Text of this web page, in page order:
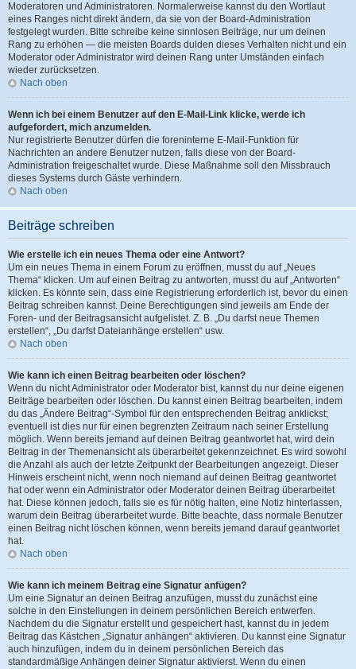
Moderatoren und Administratoren. Normalerweise kannst du den Wortlaut
eines Ranges nicht direkt ändern, da sie von der Board-Administration
festgelegt wurden. Bitte schreibe keine sinnlosen Beiträge, nur um deinen
Rang zu erhöhen — die meisten Boards dulden dieses Verhalten nicht und ein
Moderator oder Administrator wird deinen Rang unter Umständen einfach
wieder zurücksetzen.
Nach oben
Wenn ich bei einem Benutzer auf den E-Mail-Link klicke, werde ich
aufgefordert, mich anzumelden.
Nur registrierte Benutzer dürfen die foreninterne E-Mail-Funktion für
Nachrichten an andere Benutzer nutzen, falls diese von der Board-
Administration freigeschaltet wurde. Diese Maßnahme soll den Missbrauch
dieses Systems durch Gäste verhindern.
Nach oben
Beiträge schreiben
Wie erstelle ich ein neues Thema oder eine Antwort?
Um ein neues Thema in einem Forum zu eröffnen, musst du auf „Neues
Thema“ klicken. Um auf einen Beitrag zu antworten, musst du auf „Antworten“
klicken. Es könnte sein, dass eine Registrierung erforderlich ist, bevor du einen
Beitrag schreiben kannst. Deine Berechtigungen sind jeweils am Ende der
Foren- und der Beitragsansicht aufgelistet. Z. B. „Du darfst neue Themen
erstellen“, „Du darfst Dateianhänge erstellen“ usw.
Nach oben
Wie kann ich einen Beitrag bearbeiten oder löschen?
Wenn du nicht Administrator oder Moderator bist, kannst du nur deine eigenen
Beiträge bearbeiten oder löschen. Du kannst einen Beitrag bearbeiten, indem
du das „Ändere Beitrag“-Symbol für den entsprechenden Beitrag anklickst;
eventuell ist dies nur für einen begrenzten Zeitraum nach seiner Erstellung
möglich. Wenn bereits jemand auf deinen Beitrag geantwortet hat, wird dein
Beitrag in der Themenansicht als überarbeitet gekennzeichnet. Es wird sowohl
die Anzahl als auch der letzte Zeitpunkt der Bearbeitungen angezeigt. Dieser
Hinweis erscheint nicht, wenn noch niemand auf deinen Beitrag geantwortet
hat oder wenn ein Administrator oder Moderator deinen Beitrag überarbeitet
hat. Diese können jedoch, falls sie es für nötig halten, eine Notiz hinterlassen,
warum dein Beitrag überarbeitet wurde. Bitte beachte, dass normale Benutzer
einen Beitrag nicht löschen können, wenn bereits jemand darauf geantwortet
hat.
Nach oben
Wie kann ich meinem Beitrag eine Signatur anfügen?
Um eine Signatur an deinen Beitrag anzufügen, musst du zunächst eine
solche in den Einstellungen in deinem persönlichen Bereich entwerfen.
Nachdem du die Signatur erstellt und gespeichert hast, kannst du in jedem
Beitrag das Kästchen „Signatur anhängen“ aktivieren. Du kannst eine Signatur
auch hinzufügen, indem du in deinem persönlichen Bereich das
standardmäßige Anhängen deiner Signatur aktivierst. Wenn du einen